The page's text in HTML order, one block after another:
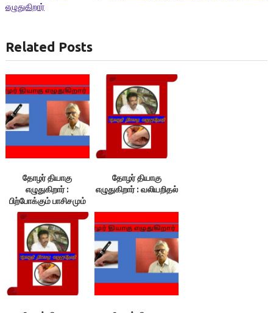
எழுதுகிறார்
Related Posts
தோழர் தியாகு
எழுதுகிறார் :
பிற்போக்கும் பாசிசமும்
ஒன்றா?
தோழர் தியாகு
எழுதுகிறார் : வலியறிதல்